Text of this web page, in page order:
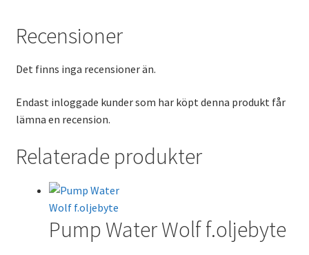
Recensioner
Det finns inga recensioner än.
Endast inloggade kunder som har köpt denna produkt får
lämna en recension.
Relaterade produkter
Pump Water Wolf f.oljebyte